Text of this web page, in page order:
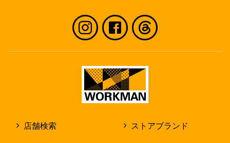
店舗検索 ストアブランド